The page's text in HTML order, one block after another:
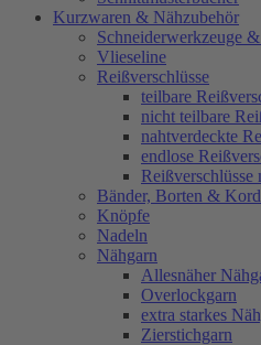
Kurzwaren & Nähzubehör
Schneiderwerkzeuge
Vlieseline
Reißverschlüsse
teilbare
nicht teilbare
nahtverdeckte
endlose
Bänder, Borten &
Knöpfe
Nadeln
Nähgarn
Allesnäher
Overlockgarn
extra starkes
Zierstichgarn